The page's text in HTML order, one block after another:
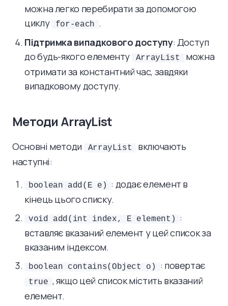
можна легко перебирати за допомогою
циклу
for-each .
Підтримка випадкового доступу: Доступ
до будь-якого елементу
ArrayList
можна
отримати за константний час, завдяки
випадковому доступу.
Методи ArrayList
Основні методи ArrayList
включають
наступні:
boolean add(E e)
: додає елемент в
кінець цього списку.
void add(int index, E element)
:
вставляє вказаний елемент у цей список за
вказаним індексом.
boolean contains(Object o) : повертає
true , якщо цей список містить вказаний
елемент.